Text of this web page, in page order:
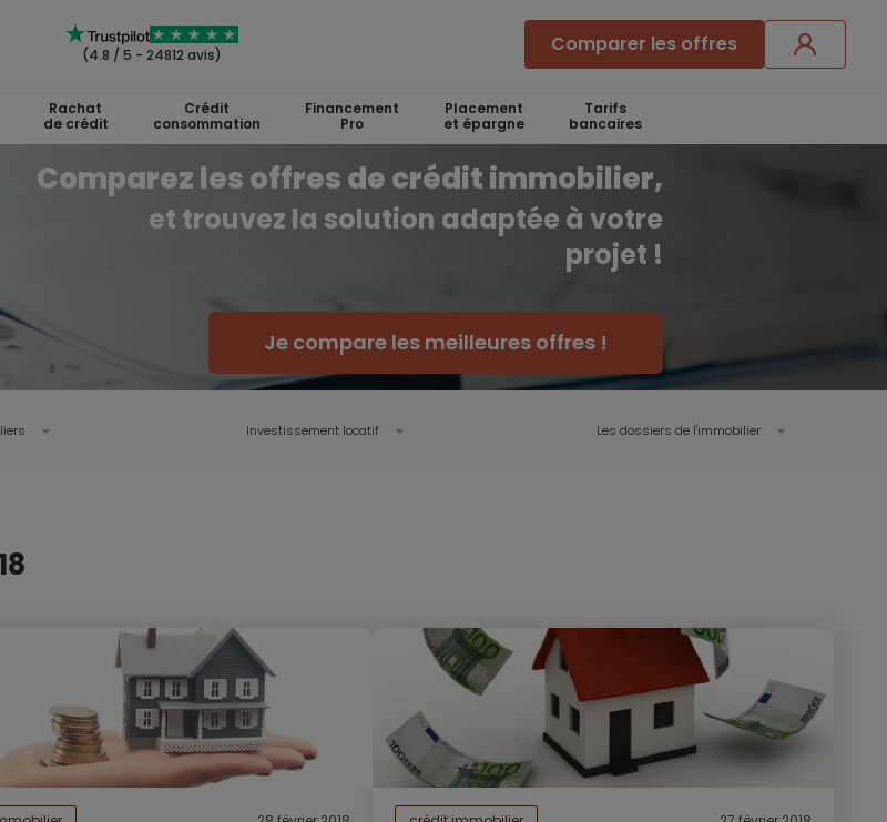
(4.8 / 5 - 24812 avis) Comparer les offres
Rachat
de crédit
Crédit
consommation
Financement
Pro
Placement
et épargne
Tarifs
bancaires
Comparez les offres de crédit immobilier,
et trouvez la solution adaptée à votre
projet !
Je compare les meilleures offres !
Investissement locatif Les dossiers de l'immobilier